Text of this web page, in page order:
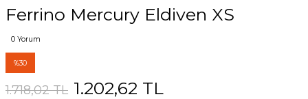
Ferrino Mercury Eldiven XS
0 Yorum
%30
1.718,02 TL 1.202,62 TL